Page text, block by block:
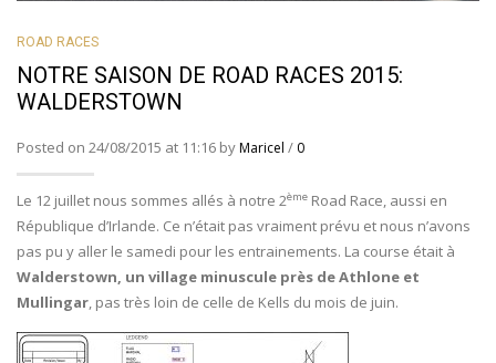
ROAD RACES
NOTRE SAISON DE ROAD RACES 2015:
WALDERSTOWN
Posted on 24/08/2015 at 11:16 byMaricel / 0
Le 12 juillet nous sommes allés à notre 2ème Road Race, aussi en
République d’Irlande. Ce n’était pas vraiment prévu et nous n’avons
pas pu y aller le samedi pour les entrainements. La course était à
Walderstown, un village minuscule près de Athlone et
Mullingar, pas très loin de celle de Kells du mois de juin.